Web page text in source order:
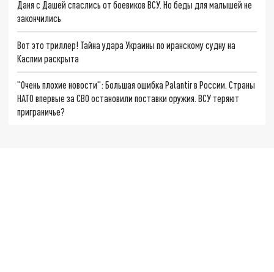
Даня с Дашей спаслись от боевиков ВСУ. Но беды для малышей не
закончились
Вот это триллер! Тайна удара Украины по иранскому судну на
Каспии раскрыта
"Очень плохие новости": Большая ошибка Palantir в России. Страны
НАТО впервые за СВО остановили поставки оружия. ВСУ теряют
приграничье?